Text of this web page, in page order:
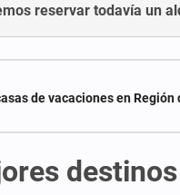
reservar todavía un
de vacaciones en Región